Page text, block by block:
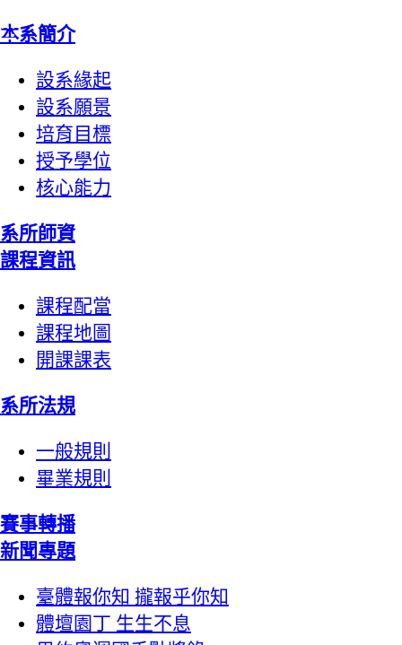
:::
本系簡介
設系緣起
設系願景
培育目標
授予學位
核心能力
系所師資
課程資訊
課程配當
課程地圖
開課課表
系所法規
一般規則
畢業規則
賽事轉播
新聞專題
臺體報你知 攏報乎你知
體壇園丁 生生不息